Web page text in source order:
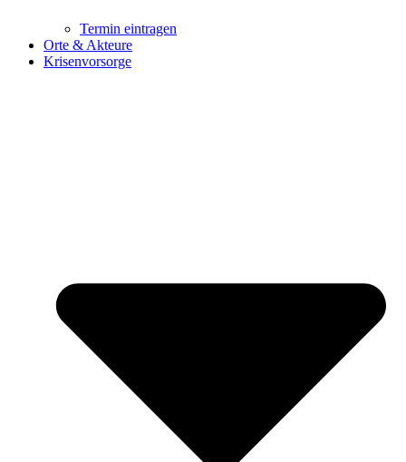
Termin eintragen
Orte & Akteure
Krisenvorsorge